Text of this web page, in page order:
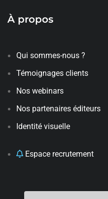
À propos
Qui sommes-nous ?
Témoignages clients
Nos webinars
Nos partenaires éditeurs
Identité visuelle
Espace recrutement